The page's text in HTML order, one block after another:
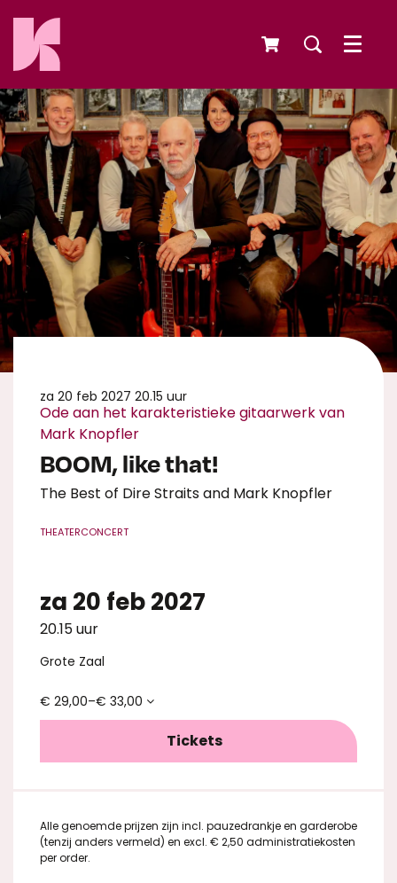
Menu
BOOM, like that!
The Best of Dire Straits and Mark Knopfler
Ode aan het karakteristieke gitaarwerk van
Mark Knopfler
za 20 feb 2027 20.15 uur
THEATERCONCERT
za 20 feb 2027
20.15 uur
Grote Zaal
€ 29,00–€ 33,00
Tickets
Alle genoemde prijzen zijn incl. pauzedrankje en garderobe
(tenzij anders vermeld) en excl. € 2,50 administratiekosten
per order.